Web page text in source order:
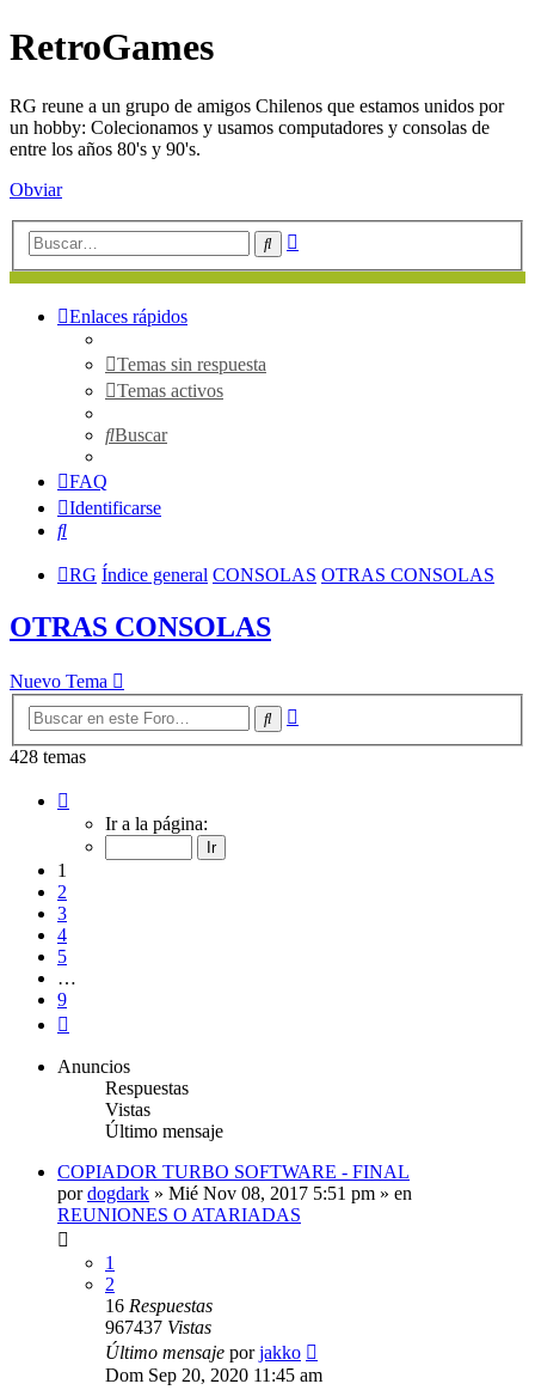
RetroGames
RG reune a un grupo de amigos Chilenos que estamos unidos por
un hobby: Colecionamos y usamos computadores y consolas de
entre los años 80's y 90's.
Obviar
Buscar
Enlaces rápidos
Temas sin respuesta
Temas activos
Buscar
FAQ
Identificarse
Buscar
RG Índice general CONSOLAS OTRAS CONSOLAS
OTRAS CONSOLAS
Nuevo Tema
Buscar
428 temas
Ir a la página:
1
2
3
4
5
…
9
Anuncios
Respuestas
Vistas
Último mensaje
COPIADOR TURBO SOFTWARE - FINAL
pordogdark » Mié Nov 08, 2017 5:51 pm » en
REUNIONES O ATARIADAS
1
2
16 Respuestas
967437 Vistas
Último mensaje porjakko
Dom Sep 20, 2020 11:45 am